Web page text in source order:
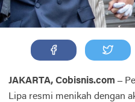
JAKARTA, Cobisnis.com –
Lipa resmi menikah dengan